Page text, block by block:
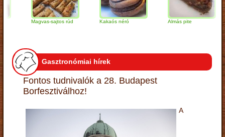
Magvas-sajtos rúd Kakaós néró Almás pite
Gasztronómiai hírek
Fontos tudnivalók a 28. Budapest
Borfesztiválhoz!
A